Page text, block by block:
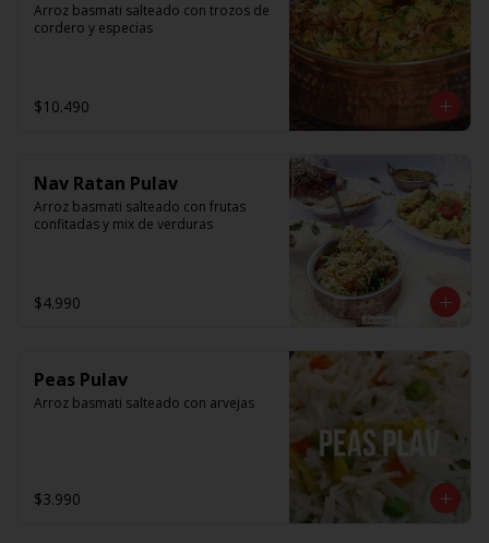
Arroz basmati salteado con trozos de
cordero y especias
$10.490
Nav Ratan Pulav
Arroz basmati salteado con frutas
confitadas y mix de verduras
$4.990
Peas Pulav
Arroz basmati salteado con arvejas
$3.990